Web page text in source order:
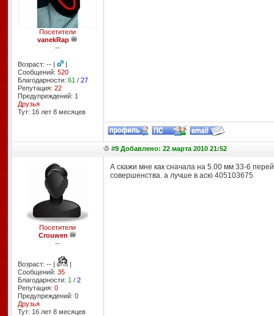
Посетители
vanekRap
--
Возраст: -- |
|
Сообщений: 520
Благодарности: 61 / 27
Репутация: 22
Предупреждений: 1
Друзья
Тут: 16 лет 8 месяцев
#9 Добавлено: 22 марта 2010 21:52
Посетители
Crouwen
--
Возраст: -- |
|
Сообщений: 35
Благодарности: 1 / 2
Репутация: 0
Предупреждений: 0
Друзья
Тут: 16 лет 8 месяцев
А скажи мне как сначала на 5.00 мм 33-6
совершенства. а лучше в асю 405103675